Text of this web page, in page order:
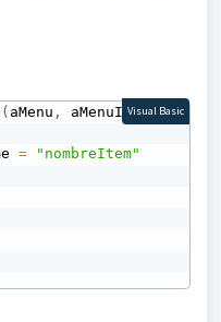
( aMenu , aMenuItem)
=
"nombreItem"
Visual Basic